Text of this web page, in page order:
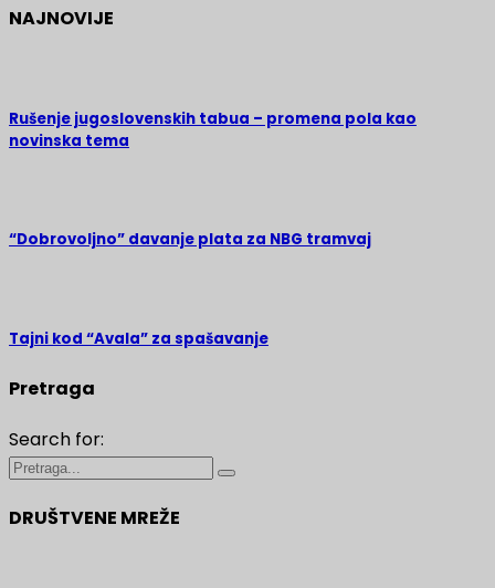
NAJNOVIJE
Rušenje jugoslovenskih tabua – promena pola kao
novinska tema
“Dobrovoljno” davanje plata za NBG tramvaj
Tajni kod “Avala” za spašavanje
Pretraga
Search for:
DRUŠTVENE MREŽE